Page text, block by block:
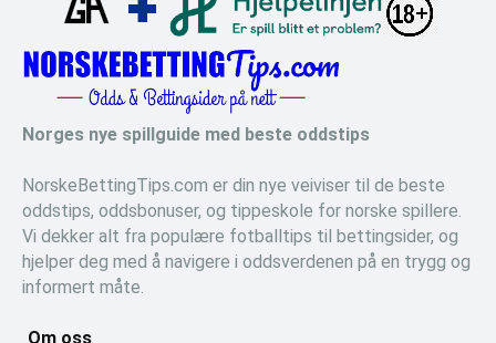
Norges nye spillguide med beste oddstips
NorskeBettingTips.com er din nye veiviser til de beste
oddstips, oddsbonuser, og tippeskole for norske spillere.
Vi dekker alt fra populære fotballtips til bettingsider, og
hjelper deg med å navigere i oddsverdenen på en trygg og
informert måte.
Om oss